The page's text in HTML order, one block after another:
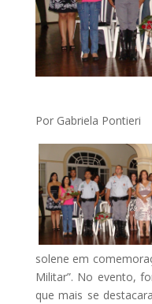
Por Gabriela Pontieri
solene em
Militar”. No evento,
que mais se